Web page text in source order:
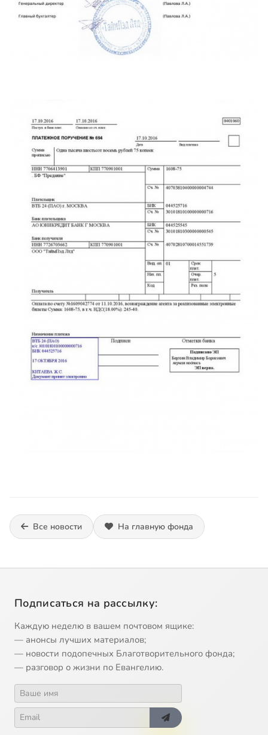
Все новости На главную фонда
Подписаться на рассылку:
Каждую неделю в вашем почтовом ящике:
— анонсы лучших материалов;
— новости подопечных Благотворительного фонда;
— разговор о жизни по Евангелию.